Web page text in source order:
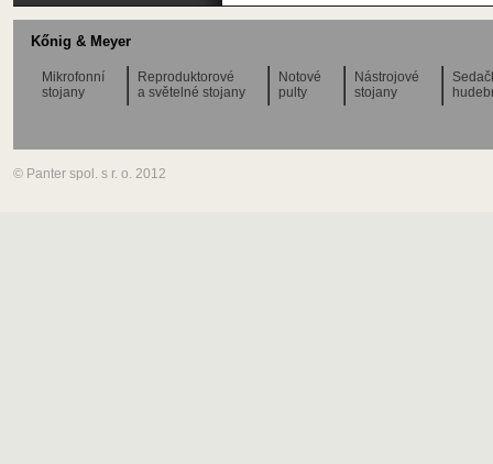
Kőnig & Meyer
Mikrofonní
stojany
Reproduktorové
a světelné stojany
Notové
pulty
Nástrojové
stojany
© Panter spol. s r. o. 2012